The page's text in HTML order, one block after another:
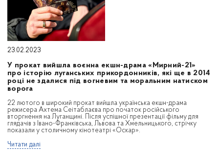
23.02.2023
У прокат вийшла воєнна екшн-драма «Мирний-21»
про історію луганських прикордонників, які ще в 2014
році не здалися під вогневим та моральним натиском
ворога
22 лютого в широкий прокат вийшла українська екшн-драма
режисера Ахтема Сеітаблаєва про початок російського
вторгнення на Луганщині. Після успішної презентації фільму для
глядачів з Івано-Франківська, Львова та Хмельницького, стрічку
показали у столичному кінотеатрі «Оскар».
Читати далі